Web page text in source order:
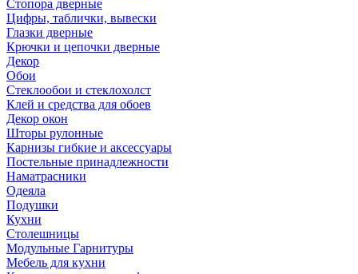
Стопора дверные
Цифры, таблички, вывески
Глазки дверные
Крючки и цепочки дверные
Декор
Обои
Стеклообои и стеклохолст
Клей и средства для обоев
Декор окон
Шторы рулонные
Карнизы гибкие и аксессуары
Постельные принадлежности
Наматрасники
Одеяла
Подушки
Кухни
Столешницы
Модульные Гарнитуры
Мебель для кухни